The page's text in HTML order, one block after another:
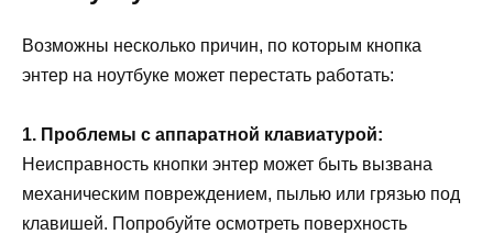
Возможны несколько причин, по которым кнопка
энтер на ноутбуке может перестать работать:
1. Проблемы с аппаратной клавиатурой:
Неисправность кнопки энтер может быть вызвана
механическим повреждением, пылью или грязью под
клавишей. Попробуйте осмотреть поверхность